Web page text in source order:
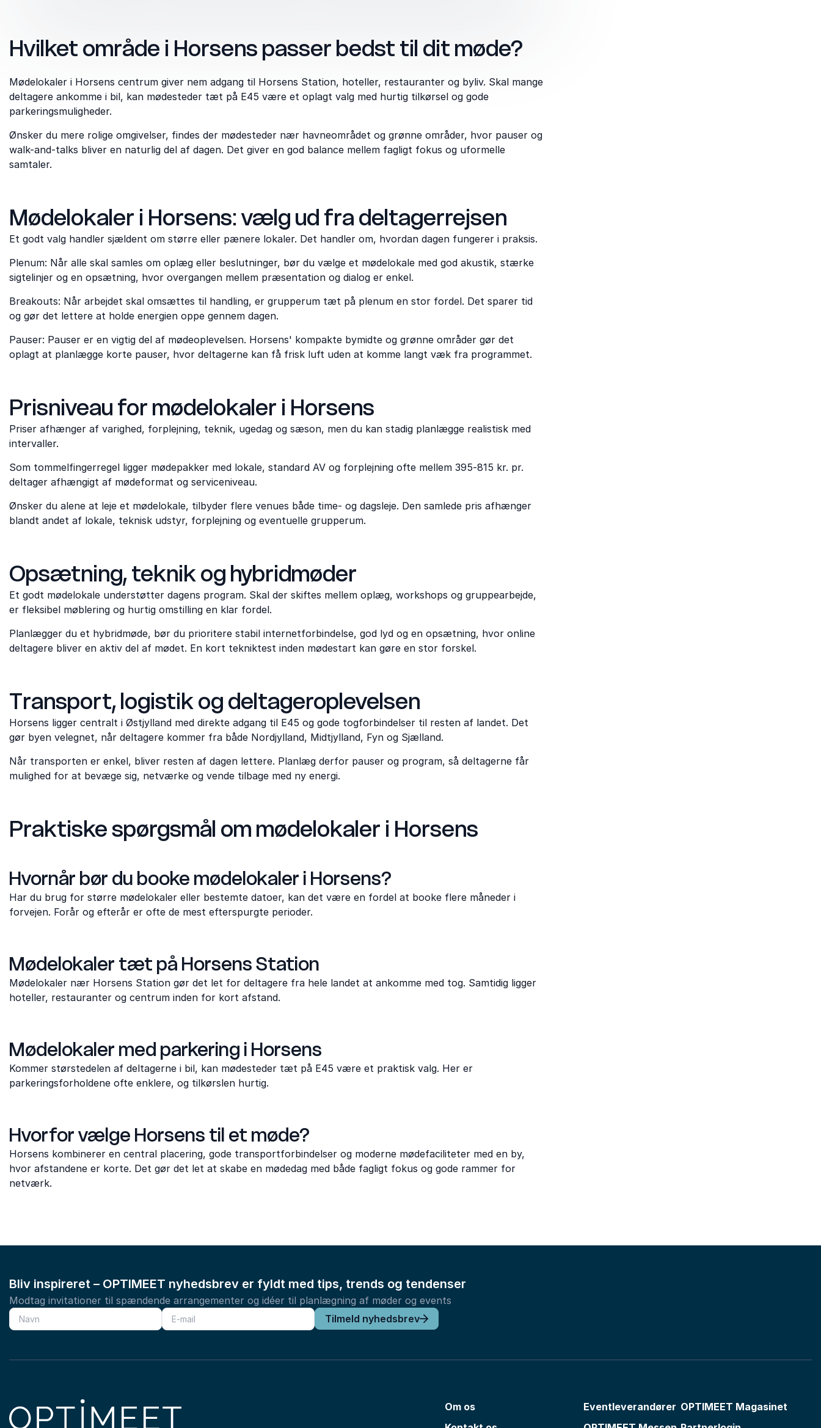
Hvilket område i Horsens passer bedst til dit møde?
Mødelokaler i Horsens centrum giver nem adgang til Horsens Station, hoteller, restauranter og byliv. Skal mange
deltagere ankomme i bil, kan mødesteder tæt på E45 være et oplagt valg med hurtig tilkørsel og gode
parkeringsmuligheder.
Ønsker du mere rolige omgivelser, findes der mødesteder nær havneområdet og grønne områder, hvor pauser og
walk-and-talks bliver en naturlig del af dagen. Det giver en god balance mellem fagligt fokus og uformelle
samtaler.
Mødelokaler i Horsens: vælg ud fra deltagerrejsen
Et godt valg handler sjældent om større eller pænere lokaler. Det handler om, hvordan dagen fungerer i praksis.
Plenum: Når alle skal samles om oplæg eller beslutninger, bør du vælge et mødelokale med god akustik, stærke
sigtelinjer og en opsætning, hvor overgangen mellem præsentation og dialog er enkel.
Breakouts: Når arbejdet skal omsættes til handling, er grupperum tæt på plenum en stor fordel. Det sparer tid
og gør det lettere at holde energien oppe gennem dagen.
Pauser: Pauser er en vigtig del af mødeoplevelsen. Horsens' kompakte bymidte og grønne områder gør det
oplagt at planlægge korte pauser, hvor deltagerne kan få frisk luft uden at komme langt væk fra programmet.
Prisniveau for mødelokaler i Horsens
Priser afhænger af varighed, forplejning, teknik, ugedag og sæson, men du kan stadig planlægge realistisk med
intervaller.
Som tommelfingerregel ligger mødepakker med lokale, standard AV og forplejning ofte mellem 395-815 kr. pr.
deltager afhængigt af mødeformat og serviceniveau.
Ønsker du alene at leje et mødelokale, tilbyder flere venues både time- og dagsleje. Den samlede pris afhænger
blandt andet af lokale, teknisk udstyr, forplejning og eventuelle grupperum.
Opsætning, teknik og hybridmøder
Et godt mødelokale understøtter dagens program. Skal der skiftes mellem oplæg, workshops og gruppearbejde,
er fleksibel møblering og hurtig omstilling en klar fordel.
Planlægger du et hybridmøde, bør du prioritere stabil internetforbindelse, god lyd og en opsætning, hvor online
deltagere bliver en aktiv del af mødet. En kort tekniktest inden mødestart kan gøre en stor forskel.
Transport, logistik og deltageroplevelsen
Horsens ligger centralt i Østjylland med direkte adgang til E45 og gode togforbindelser til resten af landet. Det
gør byen velegnet, når deltagere kommer fra både Nordjylland, Midtjylland, Fyn og Sjælland.
Når transporten er enkel, bliver resten af dagen lettere. Planlæg derfor pauser og program, så deltagerne får
mulighed for at bevæge sig, netværke og vende tilbage med ny energi.
Praktiske spørgsmål om mødelokaler i Horsens
Hvornår bør du booke mødelokaler i Horsens?
Har du brug for større mødelokaler eller bestemte datoer, kan det være en fordel at booke flere måneder i
forvejen. Forår og efterår er ofte de mest efterspurgte perioder.
Mødelokaler tæt på Horsens Station
Mødelokaler nær Horsens Station gør det let for deltagere fra hele landet at ankomme med tog. Samtidig ligger
hoteller, restauranter og centrum inden for kort afstand.
Mødelokaler med parkering i Horsens
Kommer størstedelen af deltagerne i bil, kan mødesteder tæt på E45 være et praktisk valg. Her er
parkeringsforholdene ofte enklere, og tilkørslen hurtig.
Hvorfor vælge Horsens til et møde?
Horsens kombinerer en central placering, gode transportforbindelser og moderne mødefaciliteter med en by,
hvor afstandene er korte. Det gør det let at skabe en mødedag med både fagligt fokus og gode rammer for
netværk.
Bliv inspireret – OPTIMEET nyhedsbrev er fyldt med tips, trends og tendenser
Modtag invitationer til spændende arrangementer og idéer til planlægning af møder og events
Tilmeld nyhedsbrev
Om os
Eventleverandører OPTIMEET Magasinet